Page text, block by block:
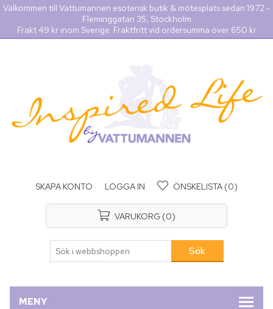
Välkommen till Vattumannen esoterisk butik & mötesplats sedan 1972 -
Fleminggatan 35, Stockholm
Frakt 49 kr inom Sverige. Fraktfritt vid ordersumma över 650 kr
SKAPA KONTO LOGGA IN ÖNSKELISTA (0)
VARUKORG (0)
MENY